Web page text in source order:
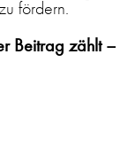
fördern.
Beitrag zählt